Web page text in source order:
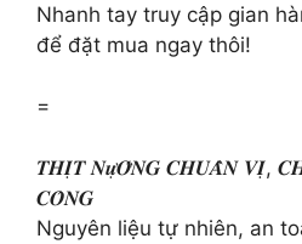
Nhanh tay truy cập gian
để đặt mua ngay thôi!
=
𝑻𝑯𝑰̣𝑻 𝑵𝒖̛̣𝑶̛́𝑵𝑮 𝑪𝑯𝑼𝑨̂̉𝑵 𝑽𝑰̣,
𝑪𝑶̂𝑵𝑮
Nguyên liệu tự nhiên, an